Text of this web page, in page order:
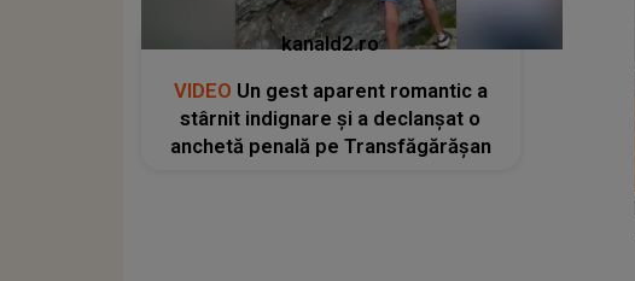
kanald2.ro
VIDEO Un gest aparent romantic a
stârnit indignare și a declanșat o
anchetă penală pe Transfăgărășan